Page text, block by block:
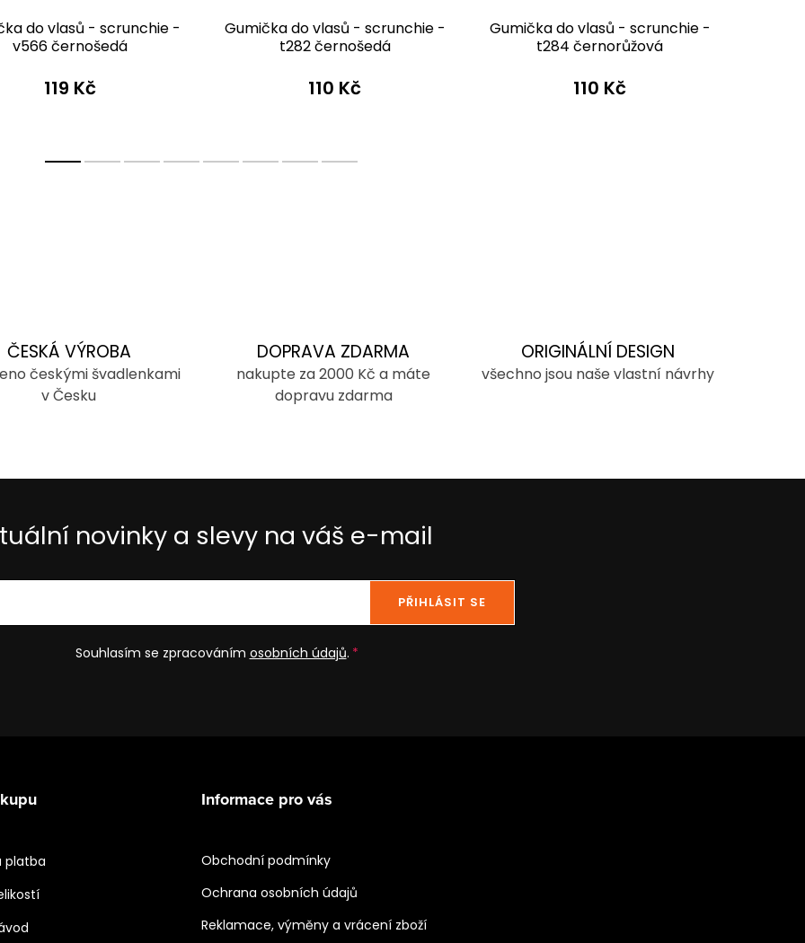
do vlasů - scrunchie -
v566 černošedá
119 Kč
Gumička do vlasů - scrunchie -
t282 černošedá
110 Kč
Gumička do vlasů - scrunchie -
t284 černorůžová
110 Kč
ČESKÁ VÝROBA
českými švadlenkami
v Česku
DOPRAVA ZDARMA
nakupte za 2000 Kč a máte
dopravu zdarma
ORIGINÁLNÍ DESIGN
všechno jsou naše vlastní návrhy
novinky a slevy na váš e-mail
Souhlasím se zpracováním osobních údajů.
PŘIHLÁSIT SE
platba
Informace pro vás
Obchodní podmínky
Ochrana osobních údajů
Reklamace, výměny a vrácení zboží